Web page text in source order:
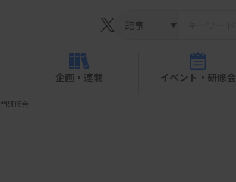
▼
企画・連載 イベント・研修会
研修会